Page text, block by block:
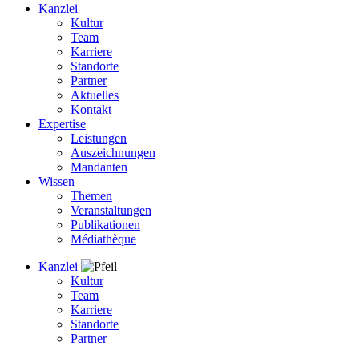
Kanzlei
Kultur
Team
Karriere
Standorte
Partner
Aktuelles
Kontakt
Expertise
Leistungen
Auszeichnungen
Mandanten
Wissen
Themen
Veranstaltungen
Publikationen
Médiathèque
Kanzlei
Kultur
Team
Karriere
Standorte
Partner